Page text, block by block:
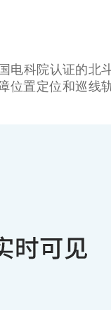
电科院认证的北
位置定位和巡线